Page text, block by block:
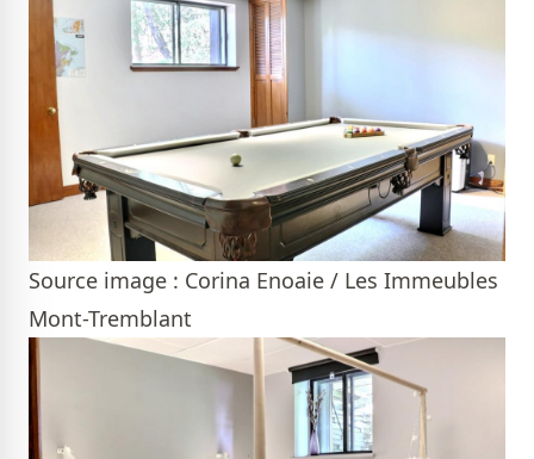
Source image : Corina Enoaie / Les Immeubles
Mont-Tremblant